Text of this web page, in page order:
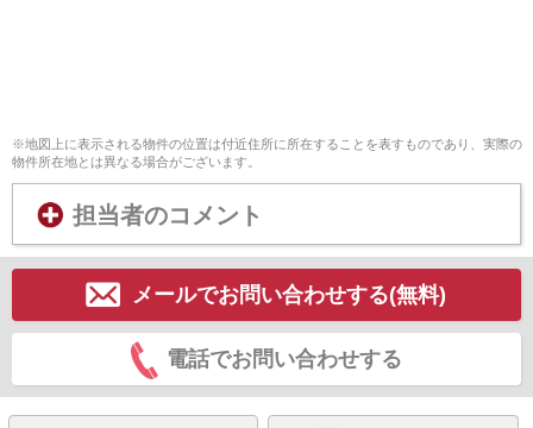
※地図上に表示される物件の位置は付近住所に所在することを表すものであり、実際の
物件所在地とは異なる場合がございます。
担当者のコメント
メールでお問い合わせする(無料)
電話でお問い合わせする